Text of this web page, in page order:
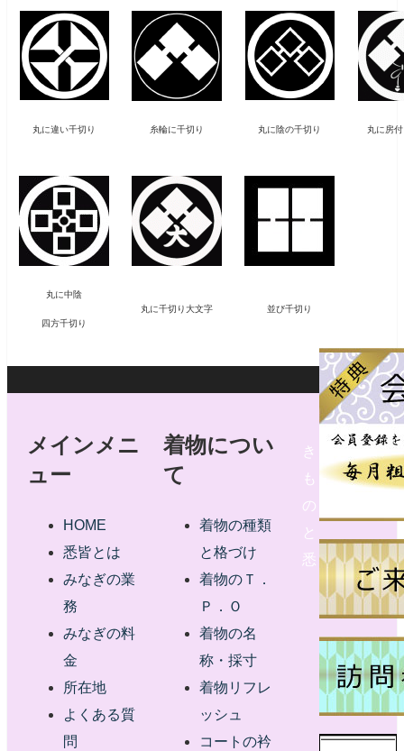
丸に違い千切り 糸輪に千切り 丸に陰の千切り 丸に房
丸に中陰
四方千切り
丸に千切り大文字 並び千切り
メインメニ
ュー
HOME
悉皆とは
みなぎの業
務
みなぎの料
金
所在地
よくある質
問
着物につい
て
着物の種類
と格づけ
着物のＴ．
Ｐ．Ｏ
着物の名
称・採寸
着物リフレ
ッシュ
コートの衿
き
も
の
と
悉